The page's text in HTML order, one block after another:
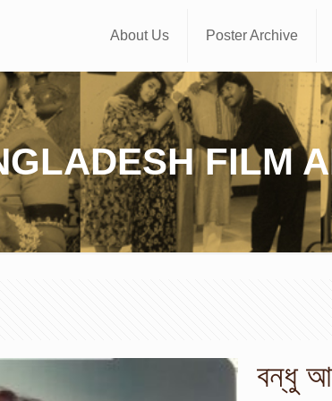
About Us Poster Archive
FILM
বন্ধু